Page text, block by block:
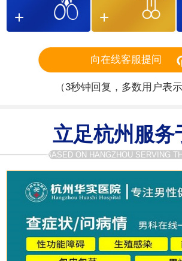
向在线客服提问
（3秒钟回复，多数用户表示
立足杭州服务
BASED ON HANGZHOU SERVING